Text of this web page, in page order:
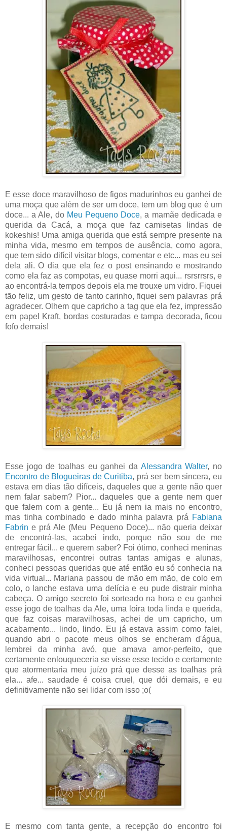
E esse doce maravilhoso de figos madurinhos eu ganhei de
uma moça que além de ser um doce, tem um blog que é um
doce... a Ale, do Meu Pequeno Doce, a mamãe dedicada e
querida da Cacá, a moça que faz camisetas lindas de
kokeshis! Uma amiga querida que está sempre presente na
minha vida, mesmo em tempos de ausência, como agora,
que tem sido difícil visitar blogs, comentar e etc... mas eu sei
dela ali. O dia que ela fez o post ensinando e mostrando
como ela faz as compotas, eu quase morri aqui... rsrsrrsrs, e
ao encontrá-la tempos depois ela me trouxe um vidro. Fiquei
tão feliz, um gesto de tanto carinho, fiquei sem palavras prá
agradecer. Olhem que capricho a tag que ela fez, impressão
em papel Kraft, bordas costuradas e tampa decorada, ficou
fofo demais!
Esse jogo de toalhas eu ganhei da Alessandra Walter, no
Encontro de Blogueiras de Curitiba, prá ser bem sincera, eu
estava em dias tão difíceis, daqueles que a gente não quer
nem falar sabem? Pior... daqueles que a gente nem quer
que falem com a gente... Eu já nem ia mais no encontro,
mas tinha combinado e dado minha palavra prá Fabiana
Fabrin e prá Ale (Meu Pequeno Doce)... não queria deixar
de encontrá-las, acabei indo, porque não sou de me
entregar fácil... e querem saber? Foi ótimo, conheci meninas
maravilhosas, encontrei outras tantas amigas e alunas,
conheci pessoas queridas que até então eu só conhecia na
vida virtual... Mariana passou de mão em mão, de colo em
colo, o lanche estava uma delícia e eu pude distrair minha
cabeça. O amigo secreto foi sorteado na hora e eu ganhei
esse jogo de toalhas da Ale, uma loira toda linda e querida,
que faz coisas maravilhosas, achei de um capricho, um
acabamento... lindo, lindo. Eu já estava assim como falei,
quando abri o pacote meus olhos se encheram d'água,
lembrei da minha avó, que amava amor-perfeito, que
certamente enlouqueceria se visse esse tecido e certamente
que atormentaria meu juízo prá que desse as toalhas prá
ela... afe... saudade é coisa cruel, que dói demais, e eu
definitivamente não sei lidar com isso ;o(
E mesmo com tanta gente, a recepção do encontro foi